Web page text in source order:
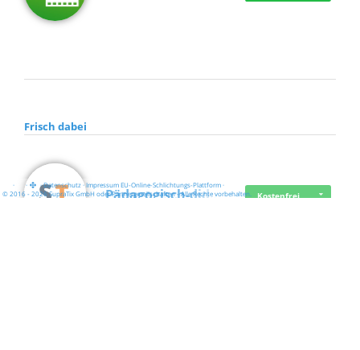
Frisch dabei
Pädagogisch-did… Kostenfrei
· · ·Datenschutz·Impressum EU-Online-Schlichtungs-Plattform·
© 2016 - 2026 SupraTix GmbH oder Partnergesellschaften - Alle Rechte vorbehalten.